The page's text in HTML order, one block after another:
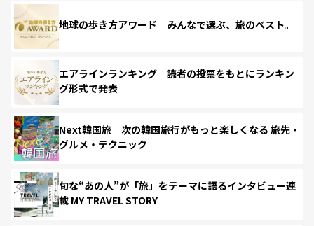
地球の歩き方アワード みんなで選ぶ、旅のベスト。
エアラインランキング 読者の投票をもとにランキン
グ形式で発表
Next韓国旅 次の韓国旅行がもっと楽しくなる 旅先・
グルメ・テクニック
旬な“あの人”が「旅」をテーマに語るインタビュー連
載 MY TRAVEL STORY